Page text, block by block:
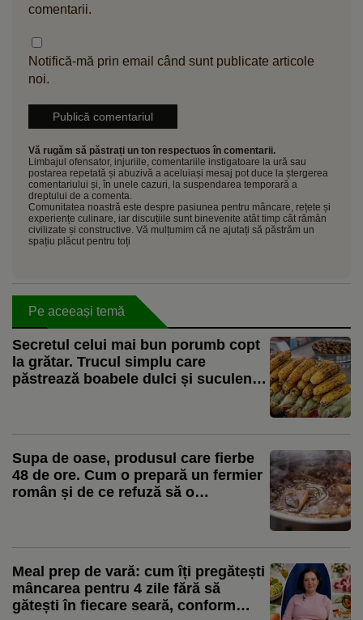
comentarii.
Notifică-mă prin email când sunt publicate articole
noi.
Vă rugăm să păstrați un ton respectuos în comentarii.
Limbajul ofensator, injuriile, comentariile instigatoare la ură sau
postarea repetată și abuzivă a aceluiași mesaj pot duce la ștergerea
comentariului și, în unele cazuri, la suspendarea temporară a
dreptului de a comenta.
Comunitatea noastră este despre pasiunea pentru mâncare, rețete și
experiențe culinare, iar discuțiile sunt binevenite atât timp cât rămân
civilizate și constructive. Vă mulțumim că ne ajutați să păstrăm un
spațiu plăcut pentru toți
Pe aceeași temă
Secretul celui mai bun porumb copt
la grătar. Trucul simplu care
păstrează boabele dulci și suculente
Supa de oase, produsul care fierbe
48 de ore. Cum o prepară un fermier
român și de ce refuză să o
Meal prep de vară: cum îți pregătești
mâncarea pentru 4 zile fără să
gătești în fiecare seară, conform